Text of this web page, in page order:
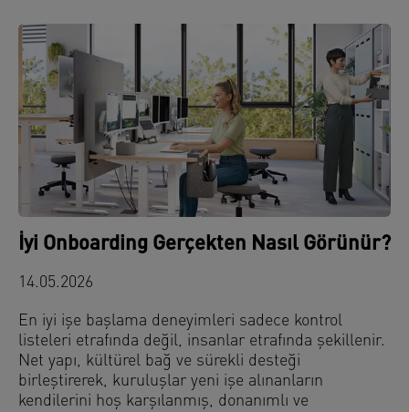
İyi Onboarding Gerçekten Nasıl Görünür?
14.05.2026
En iyi işe başlama deneyimleri sadece kontrol
listeleri etrafında değil, insanlar etrafında şekillenir.
Net yapı, kültürel bağ ve sürekli desteği
birleştirerek, kuruluşlar yeni işe alınanların
kendilerini hoş karşılanmış, donanımlı ve